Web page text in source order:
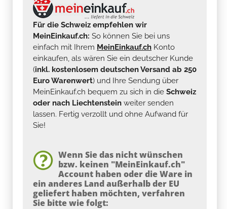
Für die Schweiz empfehlen wir
MeinEinkauf.ch: So können Sie bei uns
einfach mit Ihrem MeinEinkauf.ch Konto
einkaufen, als wären Sie ein deutscher Kunde
(inkl. kostenlosem deutschen Versand ab 250
Euro Warenwert) und Ihre Sendung über
MeinEinkauf.ch bequem zu sich in die Schweiz
oder nach Liechtenstein weiter senden
lassen. Fertig verzollt und ohne Aufwand für
Sie!
Wenn Sie das nicht wünschen
bzw. keinen "MeinEinkauf.ch"
Account haben oder die Ware in
ein anderes Land außerhalb der EU
geliefert haben möchten, verfahren
Sie bitte wie folgt: